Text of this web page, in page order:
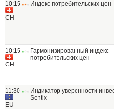
10:15
CH
Индекс потребительских цен
10:15
CH
Гармонизированный индекс
потребительских цен
11:30
EU
Индикатор уверенности
Sentix